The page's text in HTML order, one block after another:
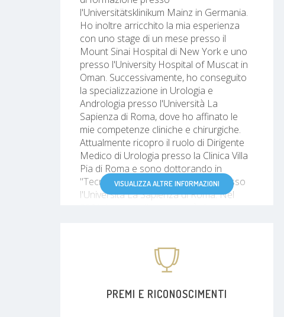
l'Universitätsklinikum Mainz in Germania.
Ho inoltre arricchito la mia esperienza
con uno stage di un mese presso il
Mount Sinai Hospital di New York e uno
presso l'University Hospital of Muscat in
Oman. Successivamente, ho conseguito
la specializzazione in Urologia e
Andrologia presso l'Università La
Sapienza di Roma, dove ho affinato le
mie competenze cliniche e chirurgiche.
Attualmente ricopro il ruolo di Dirigente
Medico di Urologia presso la Clinica Villa
Pia di Roma e sono dottorando in
"Tecniche avanzate in chirurgia" presso
l'Università La Sapienza di Roma. Nel
in Svizzera, un'esperienza che ha
arricchito la mia formazione accademica
e scientifica. Nel 2023, ho completato
Parigi, suddivisa tra l'Hôpital Européen
VISUALIZZA ALTRE INFORMAZIONI
PREMI E RICONOSCIMENTI